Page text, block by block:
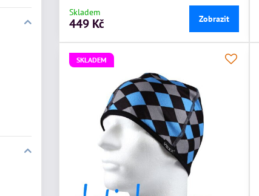
Skladem
449 Kč Zobrazit
SKLADEM